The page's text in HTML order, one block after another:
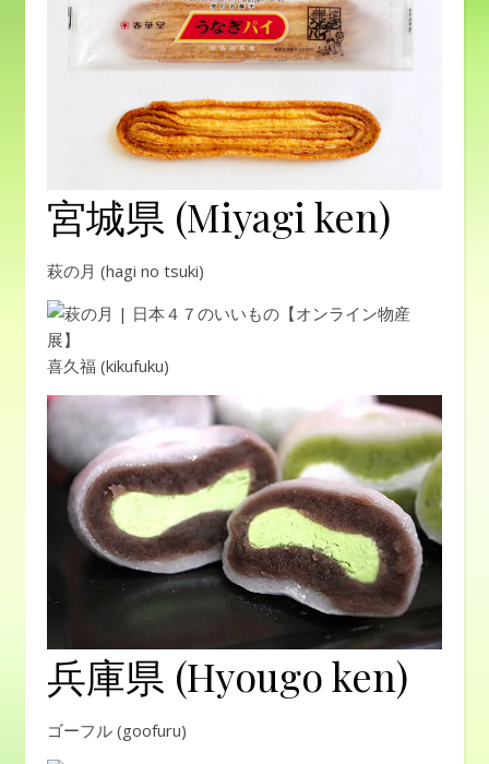
宮城県 (Miyagi ken)
萩の月 (hagi no tsuki)
喜久福 (kikufuku)
兵庫県 (Hyougo ken)
ゴーフル (goofuru)